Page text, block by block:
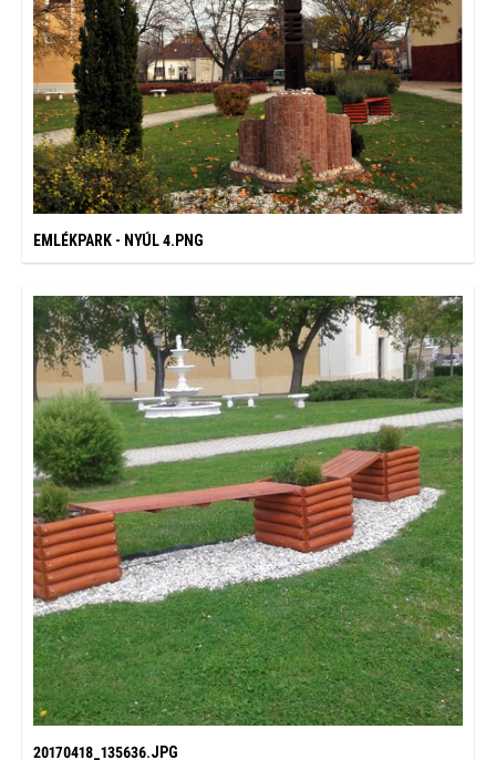
EMLÉKPARK - NYÚL 4.PNG
20170418_135636.JPG